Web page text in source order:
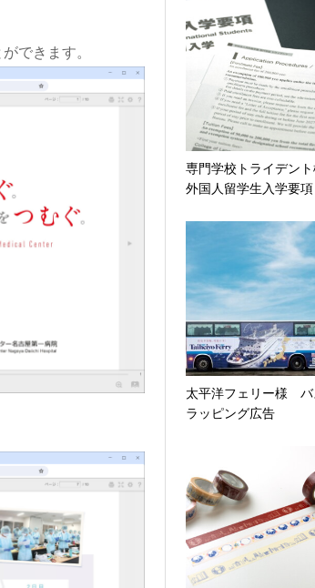
できます。
専門学校トライデン
外国人留学生入学要項
太平洋フェリー様
ラッピング広告